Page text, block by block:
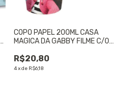
COPO PAPEL 200ML CASA
MAGICA DA GABBY FILME C/08
R$20,80
4xde R$6,18